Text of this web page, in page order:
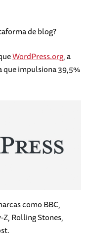
de blog?
WordPress.org, a
que impulsiona 39,5%
como BBC,
Z, Rolling Stones,